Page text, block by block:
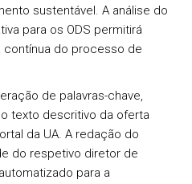
sustentável. A análise do
para os ODS permitirá
contínua do processo de
de palavras-chave,
texto descritivo da oferta
da UA. A redação do
do respetivo diretor de
para a